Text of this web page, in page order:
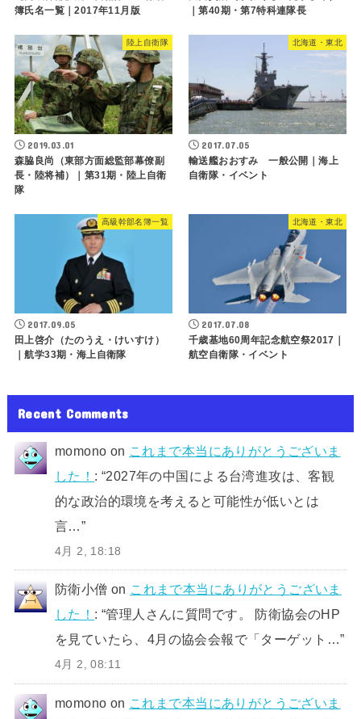
簿氏名一覧｜2017年11月版
｜第40期・第7特科連隊長
陸上自衛隊
2019.03.01
森脇良尚（東部方面総監部幕僚副
長・陸将補）｜第31期・陸上自衛
隊
北海道・東北
2017.07.05
輸送艦おおすみ 一般公開｜海上
自衛隊・イベント
高級幹部名簿一覧
2017.09.05
田上啓介（たのうえ・けいすけ）
｜航学33期・海上自衛隊
北海道・東北
2017.07.08
千歳基地60周年記念航空祭2017｜
航空自衛隊・イベント
Recent Comments
momono on これまで本当にありがとうございま
した！ : “2027年の中国による台湾進攻は、客観
的な政治的環境を考えると可能性が低いとは
言…”
4月 2, 18:18
防衛小僧 on これまで本当にありがとうございま
した！ : “管理人さんに質問です。 防衛協会のHP
を見ていたら、4月の協会会報で「ターゲット…”
4月 2, 08:11
momono on これまで本当にありがとうございま